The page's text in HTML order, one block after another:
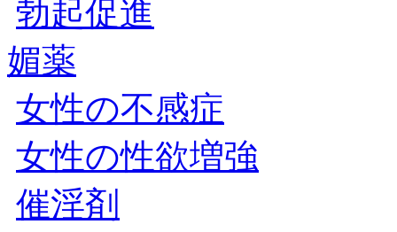
勃起促進
媚薬
女性の不感症
女性の性欲増強
催淫剤